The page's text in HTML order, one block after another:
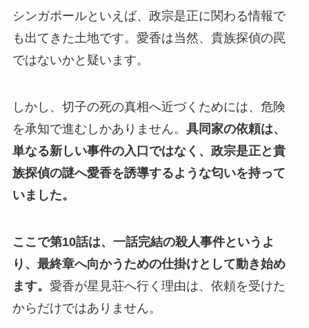
シンガポールといえば、政宗是正に関わる情報で
も出てきた土地です。愛香は当然、貴族探偵の罠
ではないかと疑います。
しかし、切子の死の真相へ近づくためには、危険
を承知で進むしかありません。 具同家の依頼は、
単なる新しい事件の入口ではなく、政宗是正と貴
族探偵の謎へ愛香を誘導するような匂いを持って
いました。
ここで第10話は、一話完結の殺人事件というよ
り、最終章へ向かうための仕掛けとして動き始め
ます。 愛香が星見荘へ行く理由は、依頼を受けた
からだけではありません。